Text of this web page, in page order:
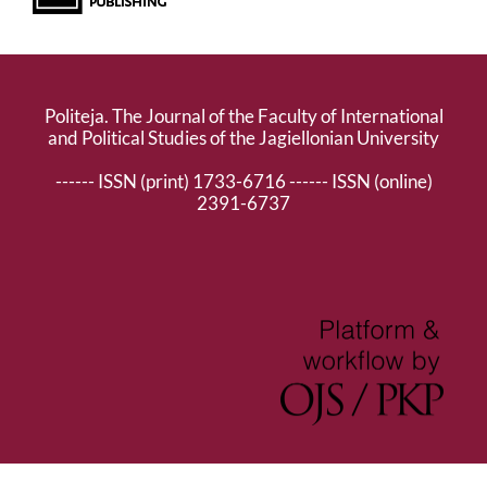
Politeja. The Journal of the Faculty of International
and Political Studies of the Jagiellonian University
------ ISSN (print) 1733-6716 ------ ISSN (online)
2391-6737